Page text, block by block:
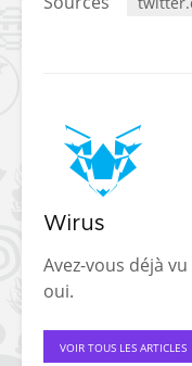
Wirus
Avez-vous déjà
oui.
VOIR TOUS LES ARTICLES